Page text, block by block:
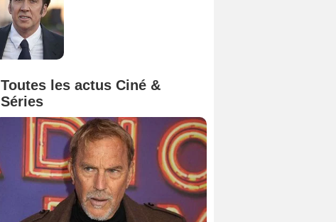
Toutes les actus Ciné &
Séries